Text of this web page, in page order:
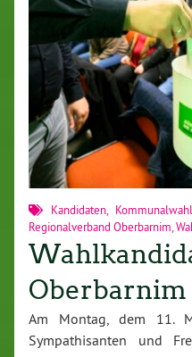
Kandidaten,
Regionalverband Oberbarnim
Am Montag, dem 11.
Sympathisanten und